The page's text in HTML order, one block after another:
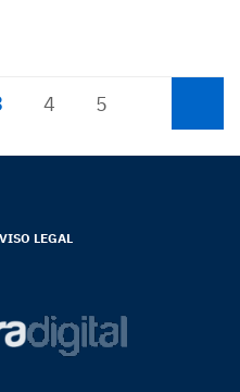
4 5
LEGAL